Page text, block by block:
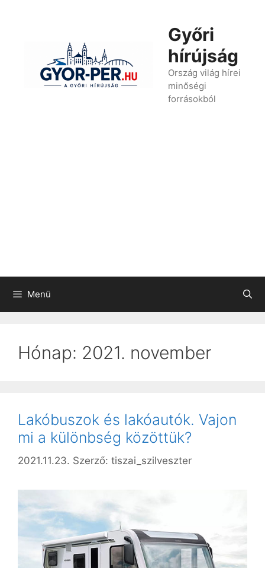
Győri
hírújság
Ország világ hírei
minőségi
forrásokból
Menü
Hónap: 2021. november
Lakóbuszok és lakóautók. Vajon
mi a különbség közöttük?
2021.11.23. Szerző: tiszai_szilveszter